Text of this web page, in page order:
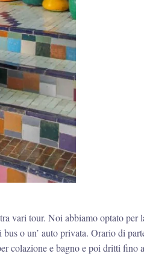
vari tour. Noi abbiamo optato per
o un’ auto privata. Orario di
colazione e bagno e poi dritti fino a